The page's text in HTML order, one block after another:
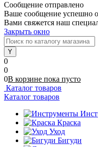
Сообщение отправлено
Ваше сообщение успешно
Вами свяжется наш
Закрыть окно
0
0
0В корзине пока пусто
Каталог товаров
Каталог товаров
Краска
Уход
Бигуди